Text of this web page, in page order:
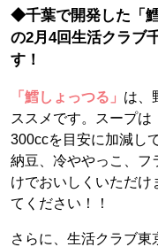
◆千葉で開発した「
の2月4回生活クラブ
す！
「鱈しょっつる」 は、
ススメです。スープ
300ccを目安に加減し
納豆、冷ややっこ、フ
けでおいしくいただけ
てください！！
さらに、生活クラブ東